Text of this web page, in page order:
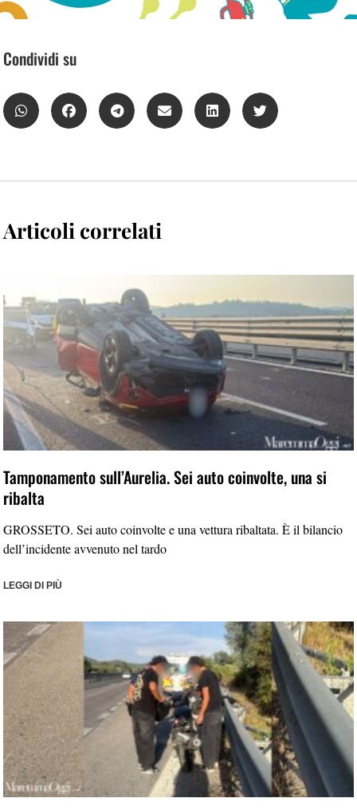
Condividi su
Articoli correlati
Tamponamento sull’Aurelia. Sei auto coinvolte, una si
ribalta
GROSSETO. Sei auto coinvolte e una vettura ribaltata. È il bilancio
dell’incidente avvenuto nel tardo
LEGGI DI PIÙ